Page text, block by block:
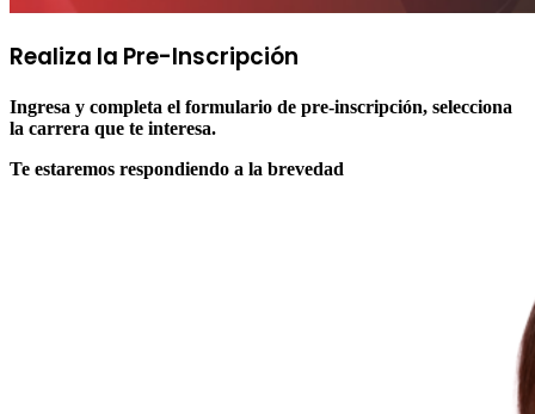
Realiza la Pre-Inscripción
Ingresa y completa el formulario de pre-inscripción, selecciona
la carrera que te interesa.
Te estaremos respondiendo a la brevedad